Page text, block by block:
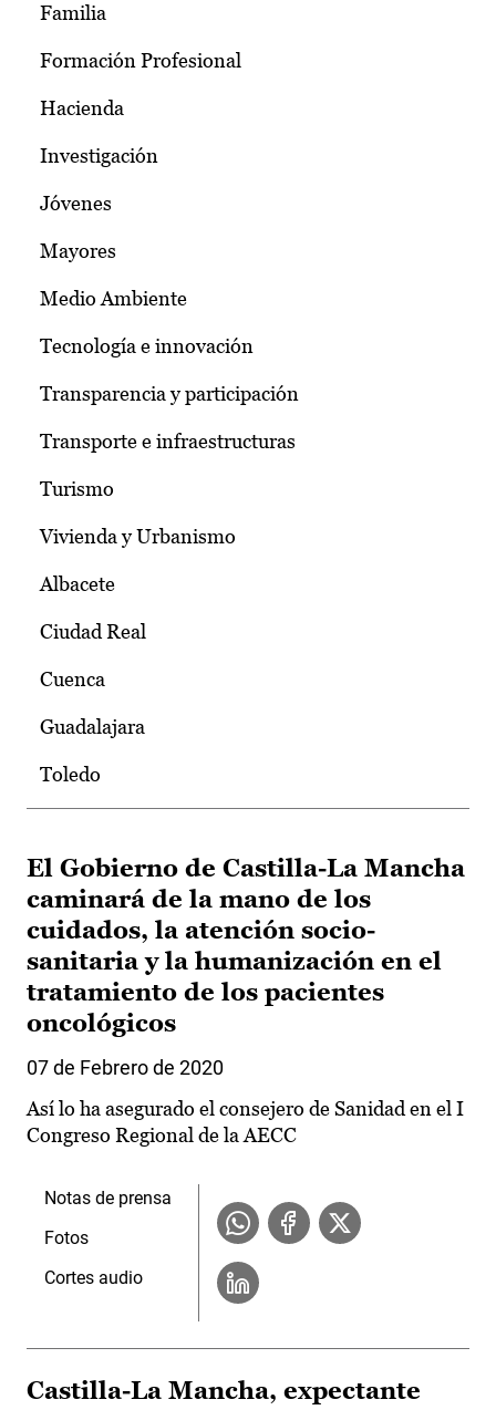
Familia
Formación Profesional
Hacienda
Investigación
Jóvenes
Mayores
Medio Ambiente
Tecnología e innovación
Transparencia y participación
Transporte e infraestructuras
Turismo
Vivienda y Urbanismo
Albacete
Ciudad Real
Cuenca
Guadalajara
Toledo
El Gobierno de Castilla-La Mancha
caminará de la mano de los
cuidados, la atención socio-
sanitaria y la humanización en el
tratamiento de los pacientes
oncológicos
07 de Febrero de 2020
Así lo ha asegurado el consejero de Sanidad en el I
Congreso Regional de la AECC
Notas de prensa
Fotos
Cortes audio
Castilla-La Mancha, expectante